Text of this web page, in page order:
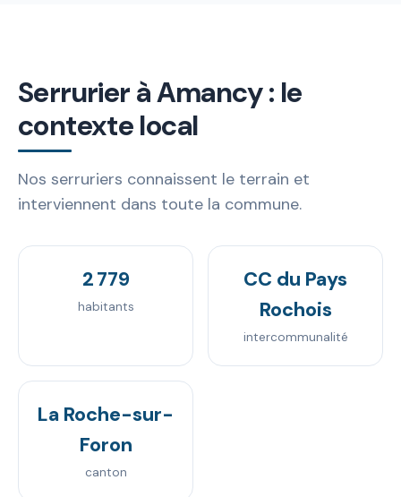
Serrurier à Amancy : le
contexte local
Nos serruriers connaissent le terrain et
interviennent dans toute la commune.
2 779
habitants
CC du Pays
Rochois
intercommunalité
La Roche-sur-
Foron
canton